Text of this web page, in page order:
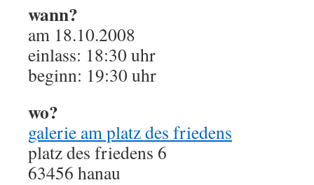
wann?
am 18.10.2008
einlass: 18:30 uhr
beginn: 19:30 uhr
wo?
galerie am platz des friedens
platz des friedens 6
63456 hanau